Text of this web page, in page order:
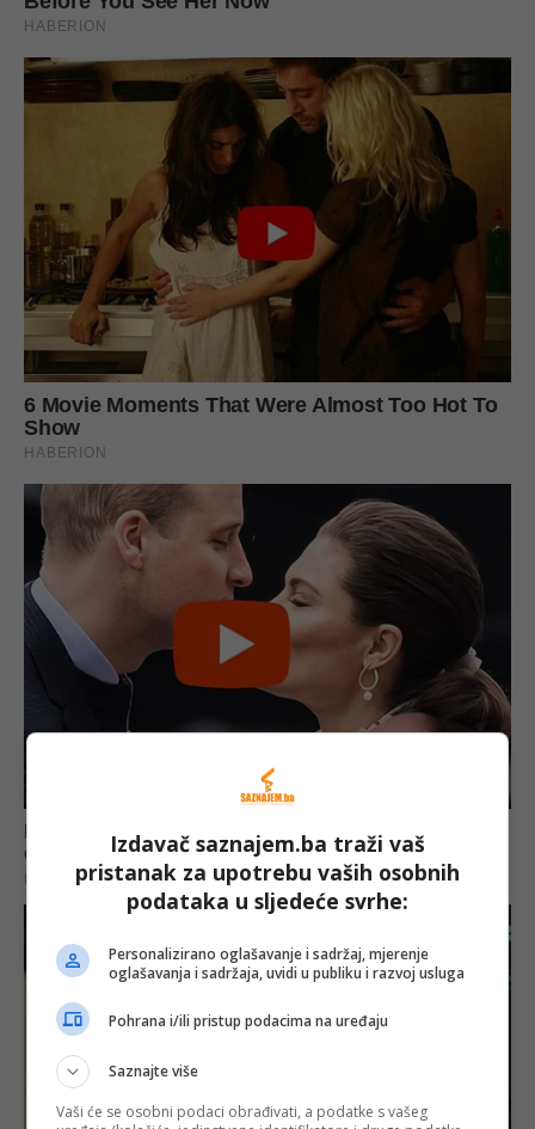
Izdavač saznajem.ba traži vaš
pristanak za upotrebu vaših osobnih
podataka u sljedeće svrhe:
Personalizirano oglašavanje i sadržaj, mjerenje
oglašavanja i sadržaja, uvidi u publiku i razvoj usluga
Pohrana i/ili pristup podacima na uređaju
Saznajte više
Vaši će se osobni podaci obrađivati, a podatke s vašeg